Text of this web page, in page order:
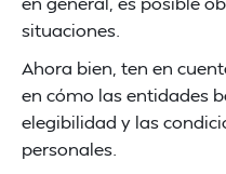
situaciones.
Ahora bien, ten en
en cómo las entidades
elegibilidad y las
personales.